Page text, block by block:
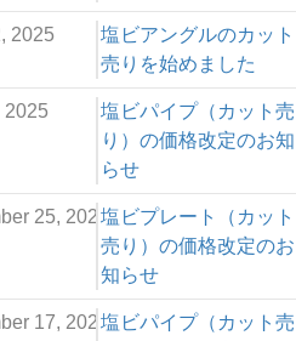
2025
塩ビアングルのカット
売りを始めました
2025
塩ビパイプ（カット売
り）の価格改定のお知
らせ
25, 2024塩ビプレート（カット
売り）の価格改定のお
知らせ
17, 2024塩ビパイプ（カット売